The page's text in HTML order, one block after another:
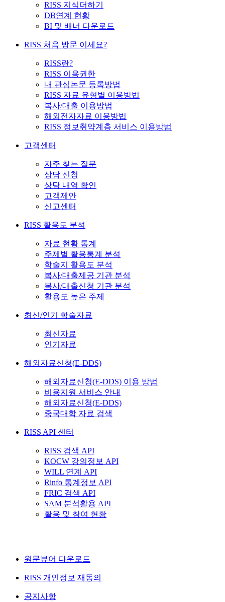
RISS 지식더하기
DB연계 현황
BI 및 배너 다운로드
RISS 처음 방문 이세요?
RISS란?
RISS 이용권한
내 관심논문 등록방법
RISS 자료 유형별 이용방법
복사/대출 이용방법
해외전자자료 이용방법
RISS 정보취약계층 서비스 이용방법
고객센터
자주 찾는 질문
상담 신청
상담 내역 확인
고객제안
신고센터
RISS 활용도 분석
자료 현황 통계
주제별 활용통계 분석
학술지 활용도 분석
복사/대출제공 기관 분석
복사/대출신청 기관 분석
활용도 높은 주제
최신/인기 학술자료
최신자료
인기자료
해외자료신청(E-DDS)
해외자료신청(E-DDS) 이용 방법
비용지원 서비스 안내
해외자료신청(E-DDS)
중국대학 자료 검색
RISS API 센터
RISS 검색 API
KOCW 강의정보 API
WILL 연계 API
Rinfo 통계정보 API
FRIC 검색 API
SAM 분석활용 API
활용 및 참여 현황
원문뷰어 다운로드
RISS 개인정보 재동의
공지사항